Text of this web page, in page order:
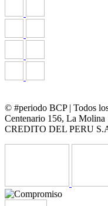
© #periodo BCP | Todos
Centenario 156, La
CREDITO DEL PERU